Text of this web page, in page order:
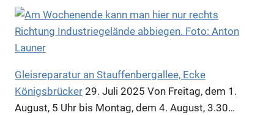
Anzeige
Gleisreparatur an Stauffenbergallee, Ecke
Königsbrücker 29. Juli 2025 Von Freitag, dem 1.
August, 5 Uhr bis Montag, dem 4. August, 3.30…